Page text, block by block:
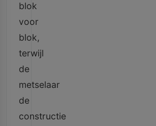
blok
voor
blok,
terwijl
de
metselaar
de
constructie